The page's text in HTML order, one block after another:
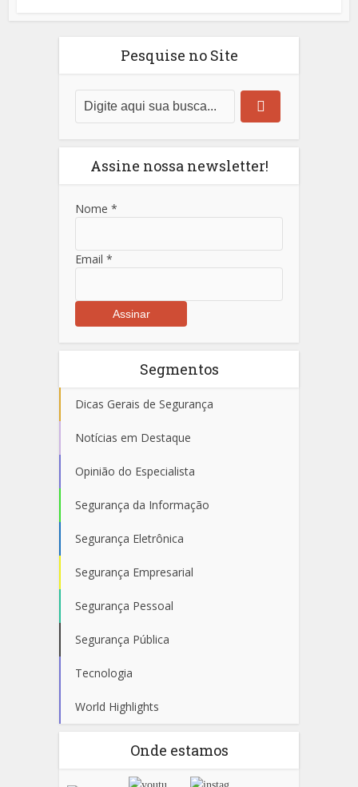
Pesquise no Site
Assine nossa newsletter!
Nome *
Email *
Segmentos
Dicas Gerais de Segurança
Notícias em Destaque
Opinião do Especialista
Segurança da Informação
Segurança Eletrônica
Segurança Empresarial
Segurança Pessoal
Segurança Pública
Tecnologia
World Highlights
Onde estamos